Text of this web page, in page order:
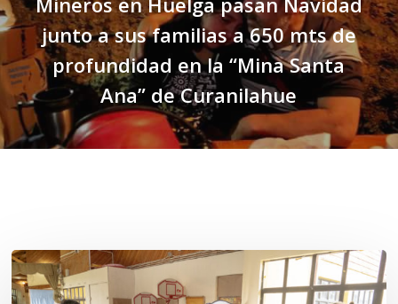
junto a sus familias a 650 mts de
profundidad en la “Mina Santa
Ana” de Curanilahue
Toda
el